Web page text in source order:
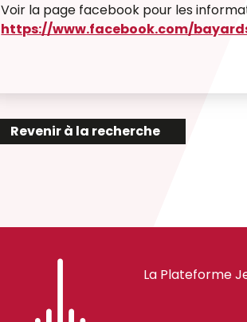
Voir la page facebook pour les
https://www.facebook.com/
Revenir à la recherche
La Plateforme